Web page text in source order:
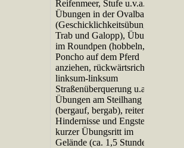
Reifenmeer, Stufe u.v.a.),
Übungen in der Ovalbahn
(Geschicklichkeitsübung im
Trab und Galopp), Übungen
im Roundpen (hobbeln,
Poncho auf dem Pferd
anziehen, rückwärtsrichten,
linksum-linksum
Straßenüberquerung u.a.),
Übungen am Steilhang
(bergauf, bergab), reiten über
Hindernisse und Engstellen,
kurzer Übungsritt im
Gelände (ca. 1,5 Stunden)